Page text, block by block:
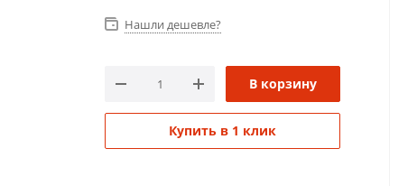
Нашли дешевле?
В корзину
Купить в 1 клик